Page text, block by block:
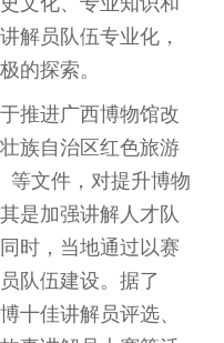
解员队伍专业化，
的探索。
推进广西博物馆改
族自治区红色旅游
等文件，对提升博物
是加强讲解人才队
时，当地通过以赛
队伍建设。据了
十佳讲解员评选、